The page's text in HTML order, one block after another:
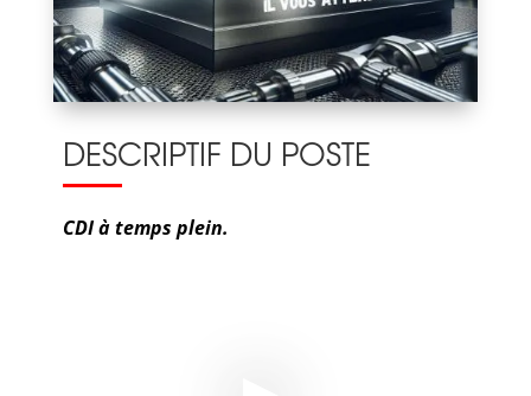
DESCRIPTIF DU POSTE
CDI à temps plein.